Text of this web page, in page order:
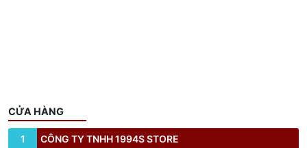
CỬA HÀNG
1 CÔNG TY TNHH 1994S STORE